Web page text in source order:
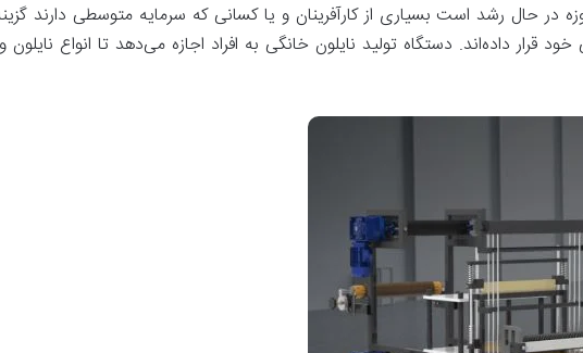
در حال رشد است بسیاری از کارآفرینان و یا کسانی که سرمایه متوسطی دارند
قرار داده‌اند. دستگاه تولید نایلون خانگی به افراد اجازه می‌‌دهد تا انواع